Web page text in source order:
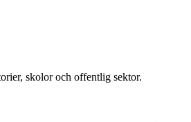
skolor och offentlig sektor.